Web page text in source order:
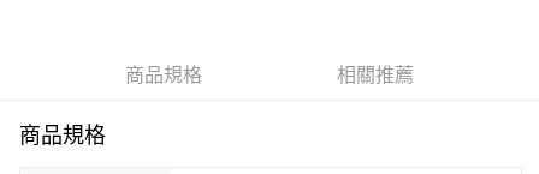
悠遊付
商品規格 相關推薦
商品規格